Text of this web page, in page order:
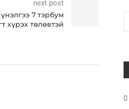
next post
7 тэрбум
хүрэх төлөвтэй